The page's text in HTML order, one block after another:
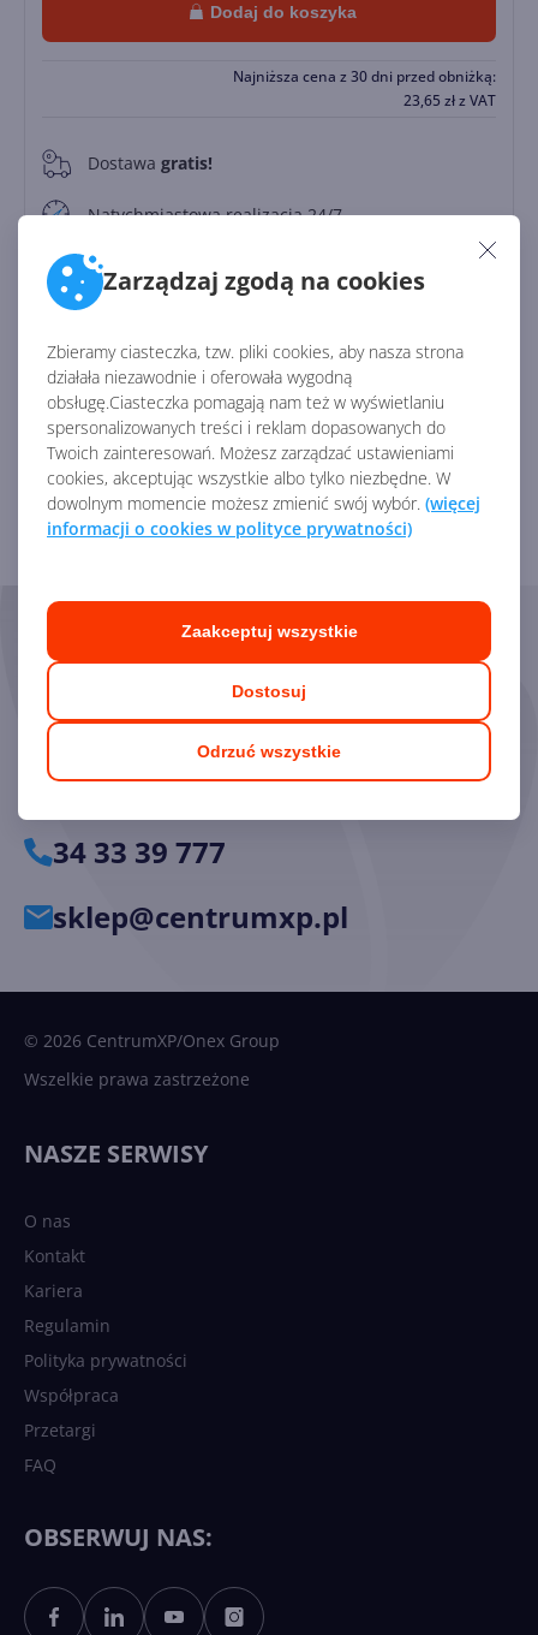
Zarządzaj zgodą na cookies
Zbieramy ciasteczka, tzw. pliki cookies, aby nasza strona
działała niezawodnie i oferowała wygodną
obsługę.Ciasteczka pomagają nam też w wyświetlaniu
spersonalizowanych treści i reklam dopasowanych do
Twoich zainteresowań. Możesz zarządzać ustawieniami
cookies, akceptując wszystkie albo tylko niezbędne. W
dowolnym momencie możesz zmienić swój wybór. (więcej
informacji o cookies w polityce prywatności)
Odrzuć wszystkie
Dostosuj
Zaakceptuj wszystkie
Dodaj do koszyka
Najniższa cena z 30 dni przed obniżką:
23,65 złz VAT
0 Dostawa gratis!
Natychmiastowa realizacja 24/7
Zapłać później
Do30 dni
Identyfikator:45333
Kod producenta:CFQ7TTC0J7C5
Zobacz porównanie z innymi pakietami
Skorzystaj z pomocy naszych
Ekspertów
Chętnie odpowiemy na pytania i pomożemy dobrać
odpowiednie licencje.
34 33 39 777
sklep@centrumxp.pl
© 2026 CentrumXP/Onex Group
Wszelkie prawa zastrzeżone
NASZE SERWISY
O nas
Kontakt
Kariera
Regulamin
Polityka prywatności
Współpraca
Przetargi
FAQ
OBSERWUJ NAS: